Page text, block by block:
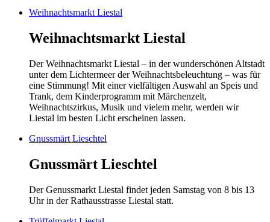
Weihnachtsmarkt Liestal
Weihnachtsmarkt Liestal
Der Weihnachtsmarkt Liestal – in der wunderschönen Altstadt
unter dem Lichtermeer der Weihnachtsbeleuchtung – was für
eine Stimmung! Mit einer vielfältigen Auswahl an Speis und
Trank, dem Kinderprogramm mit Märchenzelt,
Weihnachtszirkus, Musik und vielem mehr, werden wir
Liestal im besten Licht erscheinen lassen.
Gnussmärt Lieschtel
Gnussmärt Lieschtel
Der Genussmarkt Liestal findet jeden Samstag von 8 bis 13
Uhr in der Rathausstrasse Liestal statt.